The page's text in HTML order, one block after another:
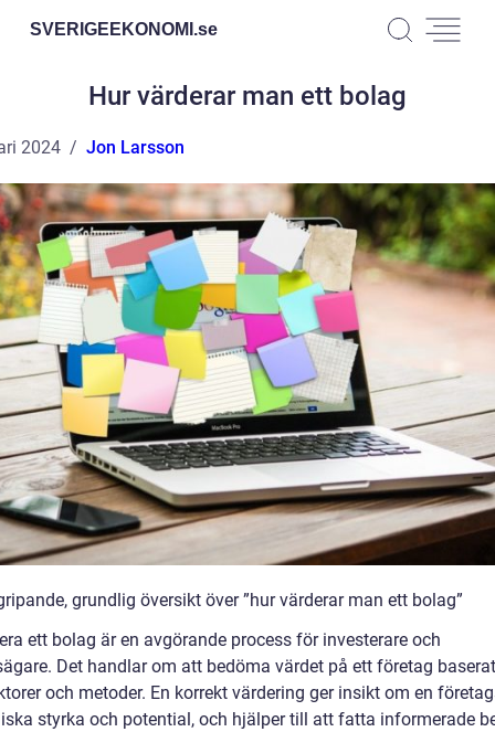
SVERIGEEKONOMI.se
Hur värderar man ett bolag
2024 Jon Larsson
grundlig översikt över ”hur värderar man ett bolag”
ett bolag är en avgörande process för investerare och
Det handlar om att bedöma värdet på ett företag
och metoder. En korrekt värdering ger insikt om en
styrka och potential, och hjälper till att fatta informerade